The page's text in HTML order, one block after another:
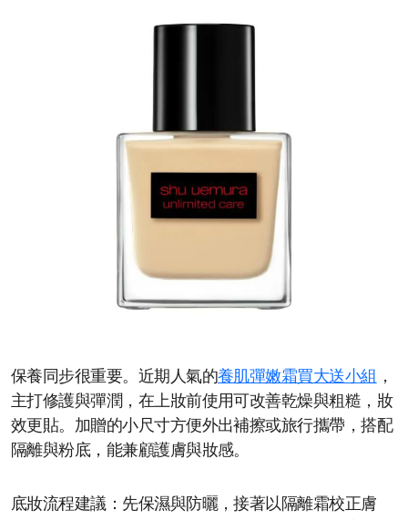
保養同步很重要。近期人氣的養肌彈嫩霜買大送小組 ，
主打修護與彈潤，在上妝前使用可改善乾燥與粗糙，妝
效更貼。加贈的小尺寸方便外出補擦或旅行攜帶，搭配
隔離與粉底，能兼顧護膚與妝感。
底妝流程建議：先保濕與防曬，接著以隔離霜校正膚